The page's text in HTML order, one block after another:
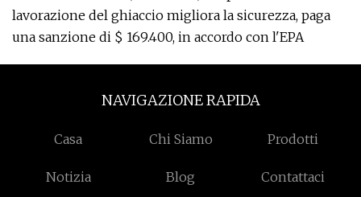
lavorazione del ghiaccio migliora la sicurezza, paga
una sanzione di $ 169.400, in accordo con l'EPA
NAVIGAZIONE RAPIDA
Casa Chi Siamo Prodotti
Notizia Blog Contattaci